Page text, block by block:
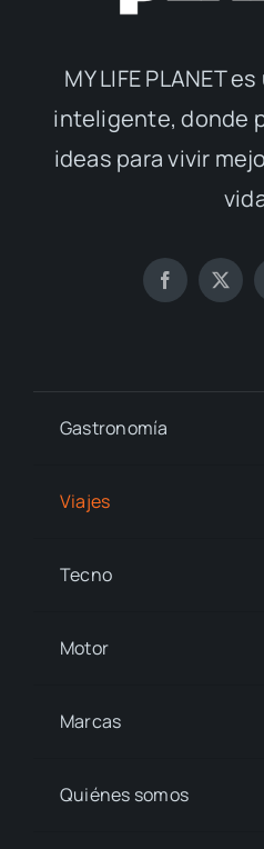
MY LIFE PLANET
inteligente, donde
ideas para vivir
Gastronomía
Viajes
Tecno
Motor
Marcas
Quiénes somos